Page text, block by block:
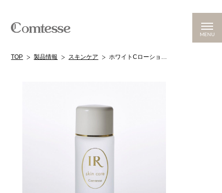
MENU
TOP 製品情報 スキンケア ホワイトCローション（さっぱりタイプ）